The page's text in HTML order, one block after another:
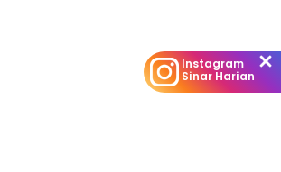
Instagram
Sinar Harian